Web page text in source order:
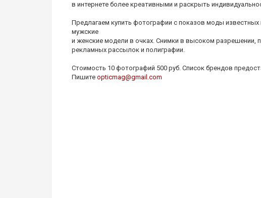
в интернете более креативными и раскрыть
Предлагаем купить фотографии с показов моды
мужские
и женские модели в очках. Снимки в высоком разрешении,
рекламных рассылок и полиграфии.
Стоимость 10 фотографий 500 руб. Список брендов
Пишите opticmag@gmail.com